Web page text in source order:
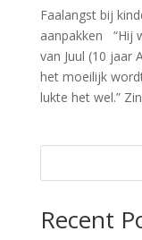
Faalangst bij
aanpakken “Hij
van Juul (10 jaar
het moeilijk
lukte het wel.”
Recent